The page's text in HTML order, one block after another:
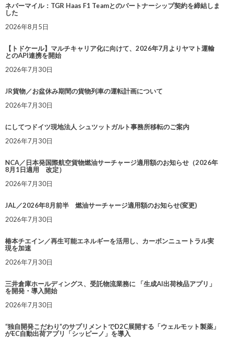
ネバーマイル：TGR Haas F1 Teamとのパートナーシップ契約を締結しま
した
2026年8月5日
【トドケール】マルチキャリア化に向けて、2026年7月よりヤマト運輸
とのAPI連携を開始
2026年7月30日
JR貨物／お盆休み期間の貨物列車の運転計画について
2026年7月30日
にしてつドイツ現地法人 シュツットガルト事務所移転のご案内
2026年7月30日
NCA／日本発国際航空貨物燃油サーチャージ適用額のお知らせ（2026年
8月1日適用 改定）
2026年7月30日
JAL／2026年8月前半 燃油サーチャージ適用額のお知らせ(変更)
2026年7月30日
椿本チエイン／再生可能エネルギーを活用し、カーボンニュートラル実
現を加速
2026年7月30日
三井倉庫ホールディングス、受託物流業務に 「生成AI出荷検品アプリ」
を開発・導入開始
2026年7月30日
“独自開発こだわり”のサプリメントでD2C展開する「ウェルモット製薬」
がEC自動出荷アプリ「シッピーノ」を導入